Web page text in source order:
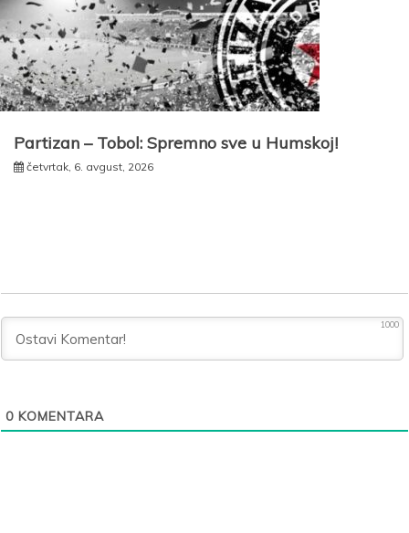
Partizan – Tobol: Spremno sve u Humskoj!
četvrtak, 6. avgust, 2026
1000
0 KOMENTARA